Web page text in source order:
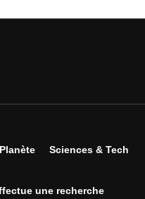
Planète
Sciences & Tech
une recherche